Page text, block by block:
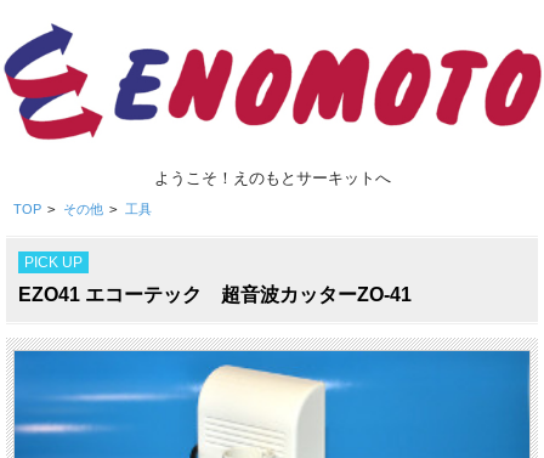
ようこそ！えのもとサーキットへ
TOP > その他 > 工具
PICK UP
EZO41 エコーテック 超音波カッターZO-41